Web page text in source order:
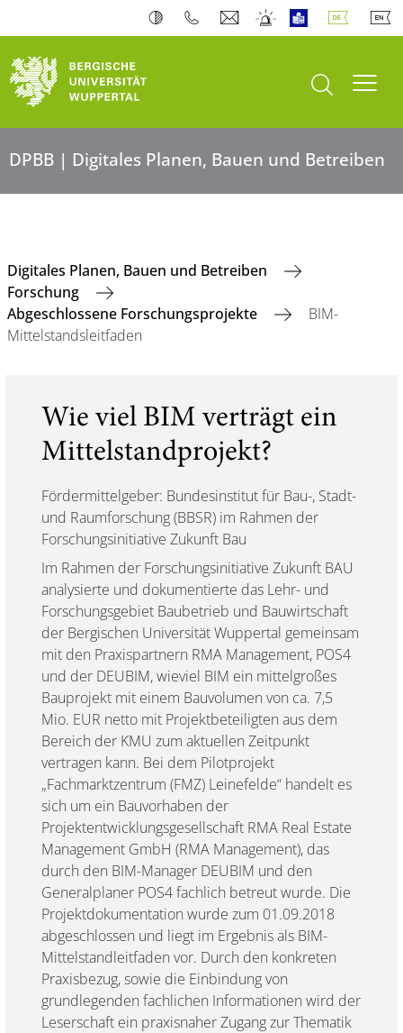
Suche öffnen
DPBB | Digitales Planen, Bauen und Betreiben
Digitales Planen, Bauen und Betreiben
Forschung
Abgeschlossene Forschungsprojekte
BIM-
Mittelstandsleitfaden
Wie viel BIM verträgt ein
Mittelstandprojekt?
Fördermittelgeber: Bundesinstitut für Bau-, Stadt-
und Raumforschung (BBSR) im Rahmen der
Forschungsinitiative Zukunft Bau
Im Rahmen der Forschungsinitiative Zukunft BAU
analysierte und dokumentierte das Lehr- und
Forschungsgebiet Baubetrieb und Bauwirtschaft
der Bergischen Universität Wuppertal gemeinsam
mit den Praxispartnern RMA Management, POS4
und der DEUBIM, wieviel BIM ein mittelgroßes
Bauprojekt mit einem Bauvolumen von ca. 7,5
Mio. EUR netto mit Projektbeteiligten aus dem
Bereich der KMU zum aktuellen Zeitpunkt
vertragen kann. Bei dem Pilotprojekt
„Fachmarktzentrum (FMZ) Leinefelde“ handelt es
sich um ein Bauvorhaben der
Projektentwicklungsgesellschaft RMA Real Estate
Management GmbH (RMA Management), das
durch den BIM-Manager DEUBIM und den
Generalplaner POS4 fachlich betreut wurde. Die
Projektdokumentation wurde zum 01.09.2018
abgeschlossen und liegt im Ergebnis als BIM-
Mittelstandleitfaden vor. Durch den konkreten
Praxisbezug, sowie die Einbindung von
grundlegenden fachlichen Informationen wird der
Leserschaft ein praxisnaher Zugang zur Thematik